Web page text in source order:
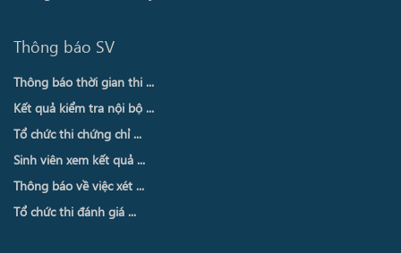
Thông báo SV
Thông báo thời gian thi ...
Kết quả kiểm tra nội bộ ...
Tổ chức thi chứng chỉ ...
Sinh viên xem kết quả ...
Thông báo về việc xét ...
Tổ chức thi đánh giá ...